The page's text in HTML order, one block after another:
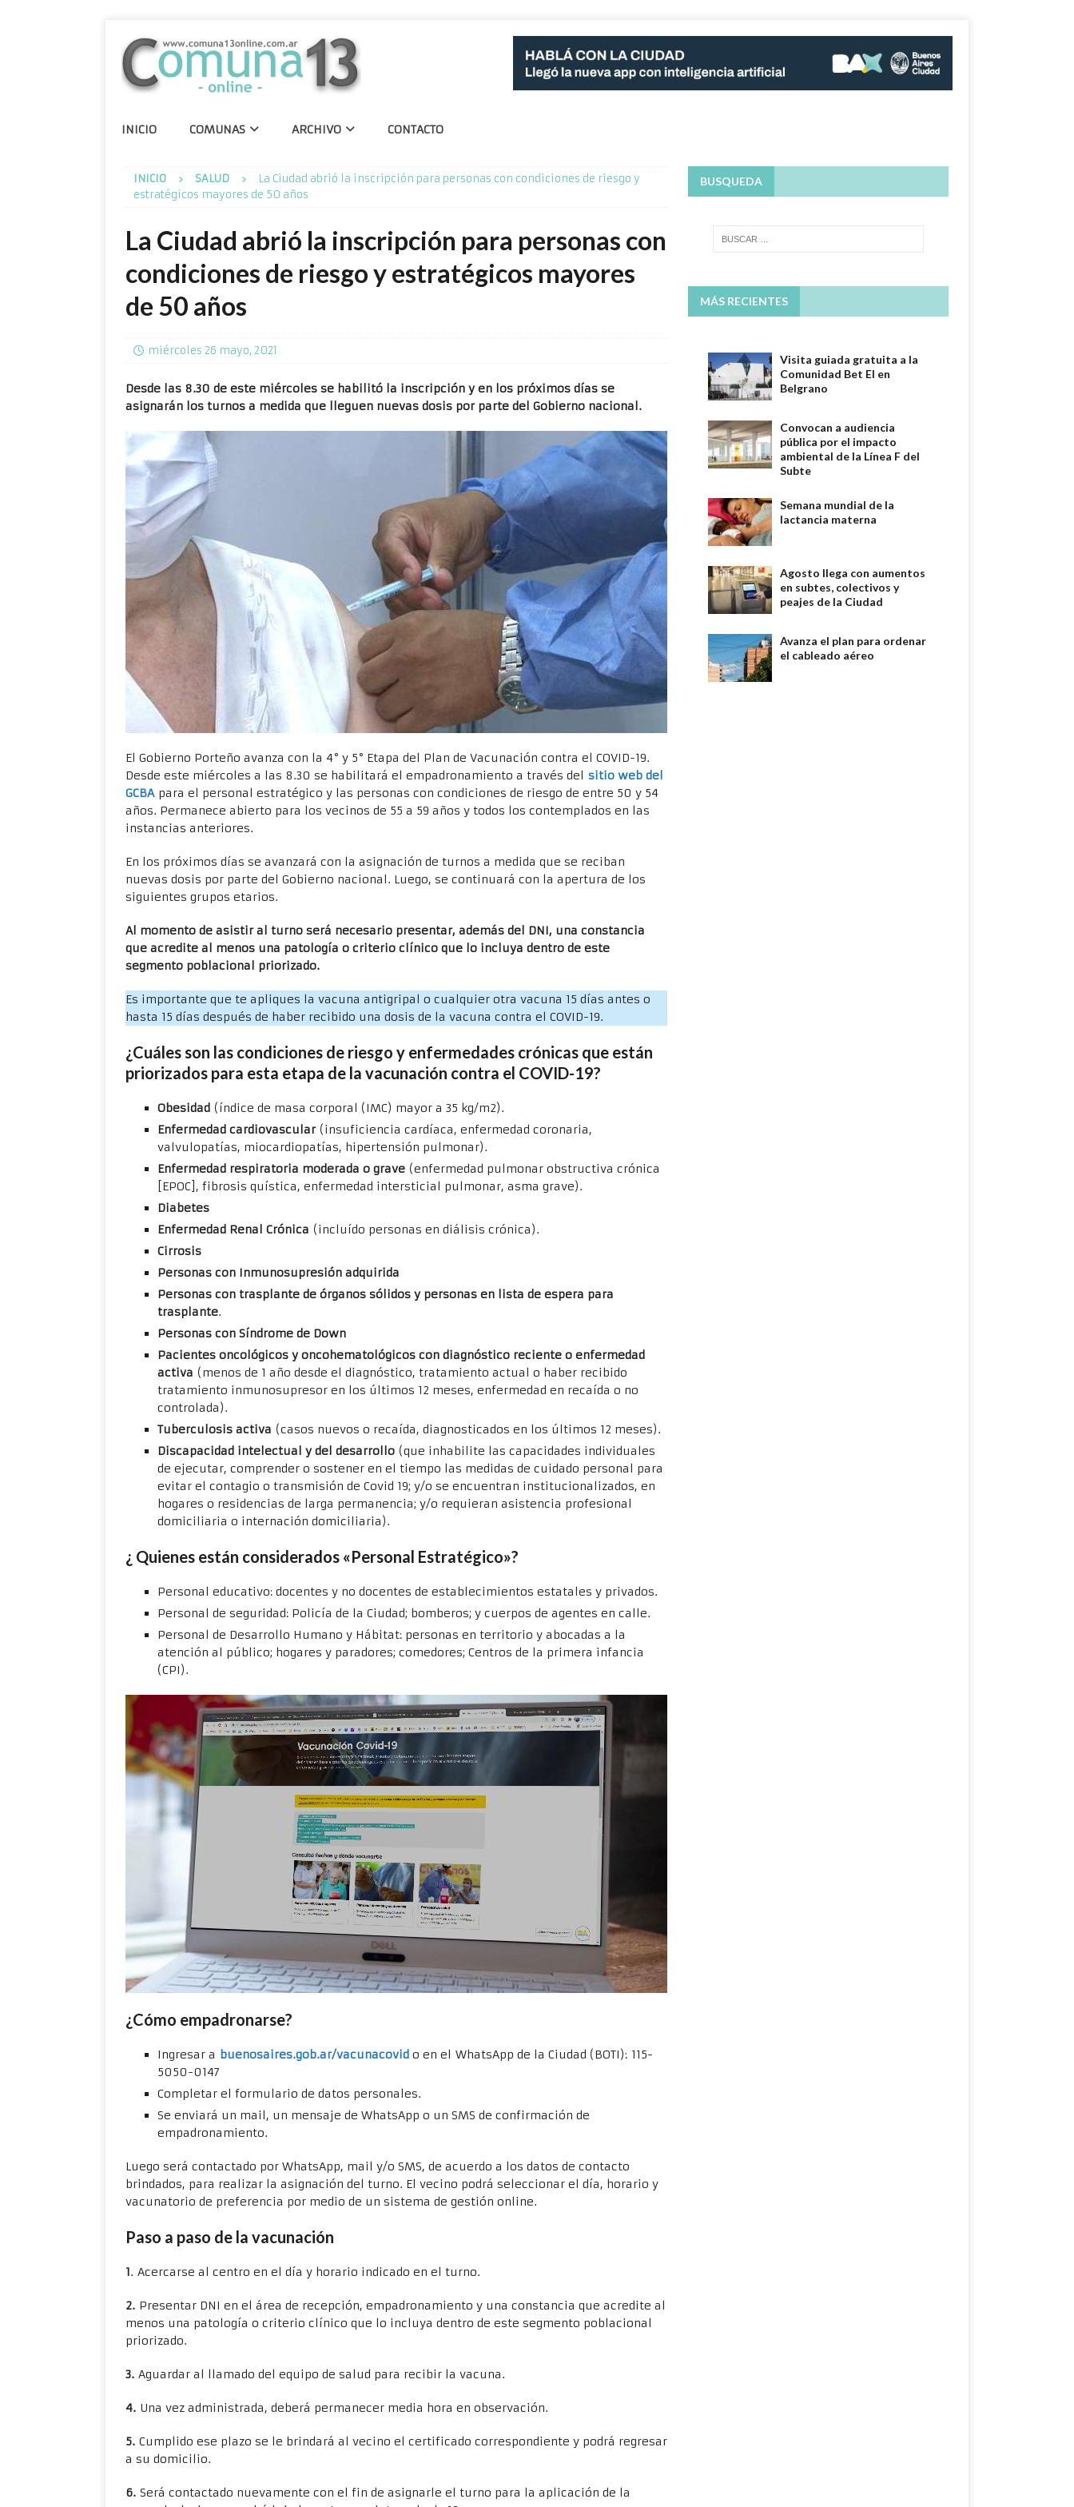
INICIO COMUNAS ARCHIVO CONTACTO
INICIO SALUD
La Ciudad abrió la inscripción para personas con condiciones de riesgo y
estratégicos mayores de 50 años
La Ciudad abrió la inscripción para personas con
condiciones de riesgo y estratégicos mayores
de 50 años
miércoles 26 mayo, 2021
Desde las 8.30 de este miércoles se habilitó la inscripción y en los próximos días se
asignarán los turnos a medida que lleguen nuevas dosis por parte del Gobierno nacional.
El Gobierno Porteño avanza con la 4° y 5° Etapa del Plan de Vacunación contra el COVID-19.
Desde este miércoles a las 8.30 se habilitará el empadronamiento a través del sitio web del
GCBApara el personal estratégico y las personas con condiciones de riesgo de entre 50 y 54
años. Permanece abierto para los vecinos de 55 a 59 años y todos los contemplados en las
instancias anteriores.
En los próximos días se avanzará con la asignación de turnos a medida que se reciban
nuevas dosis por parte del Gobierno nacional. Luego, se continuará con la apertura de los
siguientes grupos etarios.
Al momento de asistir al turno será necesario presentar, además del DNI, una constancia
que acredite al menos una patología o criterio clínico que lo incluya dentro de este
segmento poblacional priorizado.
Es importante que te apliques la vacuna antigripal o cualquier otra vacuna 15 días antes o
hasta 15 días después de haber recibido una dosis de la vacuna contra el COVID-19.
¿Cuáles son las condiciones de riesgo y enfermedades crónicas que están
priorizados para esta etapa de la vacunación contra el COVID-19?
Obesidad (índice de masa corporal (IMC) mayor a 35 kg/m2).
Enfermedad cardiovascular(insuficiencia cardíaca, enfermedad coronaria,
valvulopatías, miocardiopatías, hipertensión pulmonar).
Enfermedad respiratoria moderada o grave (enfermedad pulmonar obstructiva crónica
[EPOC], fibrosis quística, enfermedad intersticial pulmonar, asma grave).
Diabetes
Enfermedad Renal Crónica (incluído personas en diálisis crónica).
Cirrosis
Personas con Inmunosupresión adquirida
Personas con trasplante de órganos sólidos y personas en lista de espera para
trasplante.
Personas con Síndrome de Down
Pacientes oncológicos y oncohematológicos con diagnóstico reciente o enfermedad
activa (menos de 1 año desde el diagnóstico, tratamiento actual o haber recibido
tratamiento inmunosupresor en los últimos 12 meses, enfermedad en recaída o no
controlada).
Tuberculosis activa (casos nuevos o recaída, diagnosticados en los últimos 12 meses).
Discapacidad intelectual y del desarrollo (que inhabilite las capacidades individuales
de ejecutar, comprender o sostener en el tiempo las medidas de cuidado personal para
evitar el contagio o transmisión de Covid 19; y/o se encuentran institucionalizados, en
hogares o residencias de larga permanencia; y/o requieran asistencia profesional
domiciliaria o internación domiciliaria).
¿ Quienes están considerados «Personal Estratégico»?
Personal educativo: docentes y no docentes de establecimientos estatales y privados.
Personal de seguridad: Policía de la Ciudad; bomberos; y cuerpos de agentes en calle.
Personal de Desarrollo Humano y Hábitat: personas en territorio y abocadas a la
atención al público; hogares y paradores; comedores; Centros de la primera infancia
(CPI).
¿Cómo empadronarse?
Ingresar a buenosaires.gob.ar/vacunacovid o en el WhatsApp de la Ciudad (BOTI): 115-
5050-0147
Completar el formulario de datos personales.
Se enviará un mail, un mensaje de WhatsApp o un SMS de confirmación de
empadronamiento.
Luego será contactado por WhatsApp, mail y/o SMS, de acuerdo a los datos de contacto
brindados, para realizar la asignación del turno. El vecino podrá seleccionar el día, horario y
vacunatorio de preferencia por medio de un sistema de gestión online.
Paso a paso de la vacunación
1. Acercarse al centro en el día y horario indicado en el turno.
2. Presentar DNI en el área de recepción, empadronamiento y una constancia que acredite al
menos una patología o criterio clínico que lo incluya dentro de este segmento poblacional
priorizado.
3. Aguardar al llamado del equipo de salud para recibir la vacuna.
4. Una vez administrada, deberá permanecer media hora en observación.
5. Cumplido ese plazo se le brindará al vecino el certificado correspondiente y podrá regresar
a su domicilio.
6. Será contactado nuevamente con el fin de asignarle el turno para la aplicación de la
BUSQUEDA
MÁS RECIENTES
Visita guiada gratuita a la
Comunidad Bet El en
Belgrano
Convocan a audiencia
pública por el impacto
ambiental de la Línea F del
Subte
Semana mundial de la
lactancia materna
Agosto llega con aumentos
en subtes, colectivos y
peajes de la Ciudad
Avanza el plan para ordenar
el cableado aéreo